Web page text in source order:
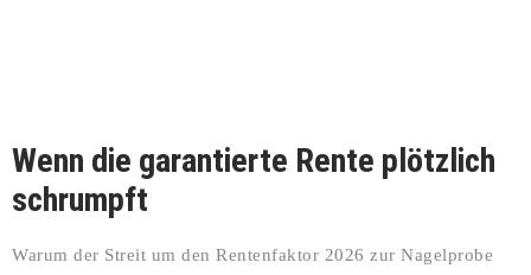
Wenn die garantierte Rente plötzlich
schrumpft
Warum der Streit um den Rentenfaktor 2026 zur Nagelprobe